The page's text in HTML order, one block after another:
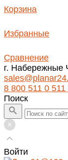
Корзина
Избранные
Сравнение
г. Набережные
8 800 511 0 511
Поиск
Войти